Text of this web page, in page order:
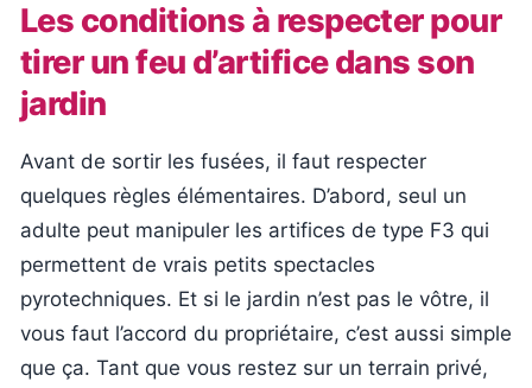
Les conditions à respecter pour
tirer un feu d’artifice dans son
jardin
Avant de sortir les fusées, il faut respecter
quelques règles élémentaires. D’abord, seul un
adulte peut manipuler les artifices de type F3 qui
permettent de vrais petits spectacles
pyrotechniques. Et si le jardin n’est pas le vôtre, il
vous faut l’accord du propriétaire, c’est aussi simple
que ça. Tant que vous restez sur un terrain privé,